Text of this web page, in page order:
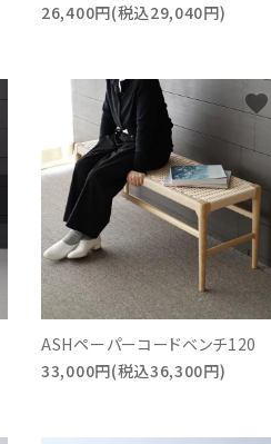
26,400円(税込29,040円)
ASHペーパーコードベンチ120
33,000円(税込36,300円)
favorite